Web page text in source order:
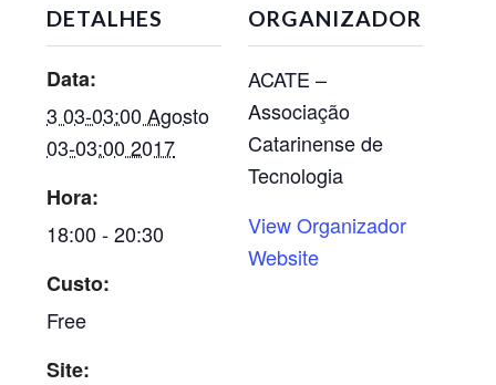
DETALHES
Data:
3 03-03:00 Agosto
03-03:00 2017
Hora:
18:00 - 20:30
Custo:
Free
Site:
ORGANIZADOR
ACATE –
Associação
Catarinense de
Tecnologia
View Organizador
Website